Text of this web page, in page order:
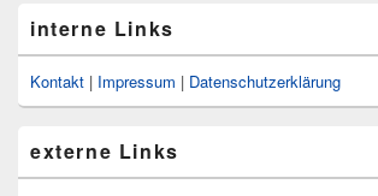
interne Links
Kontakt | Impressum | Datenschutzerklärung
externe Links